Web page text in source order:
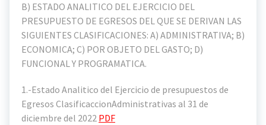
B) ESTADO ANALITICO DEL EJERCICIO DEL
PRESUPUESTO DE EGRESOS DEL QUE SE DERIVAN LAS
SIGUIENTES CLASIFICACIONES: A) ADMINISTRATIVA; B)
ECONOMICA; C) POR OBJETO DEL GASTO; D)
FUNCIONAL Y PROGRAMATICA.
1.-Estado Analitico del Ejercicio de presupuestos de
Egresos ClasificaccionAdministrativas al 31 de
diciembre del 2022 PDF